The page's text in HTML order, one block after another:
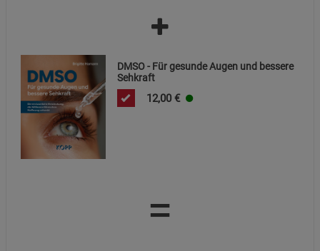
DMSO - Für gesunde Augen und bessere
Sehkraft
12,00 €
=